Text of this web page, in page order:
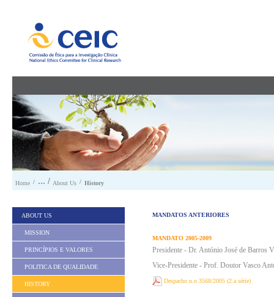
Home / About Us / History
ABOUT US
MISSION
PRINCÍPIOS E VALORES
POLITICA DE QUALIDADE
HISTORY
MANDATOS ANTERIORES
MANDATO 2005-2009
Presidente - Dr. António José de Barros
Vice-Presidente - Prof. Doutor Vasco
Despacho n.o 3568/2005 (2.a série)